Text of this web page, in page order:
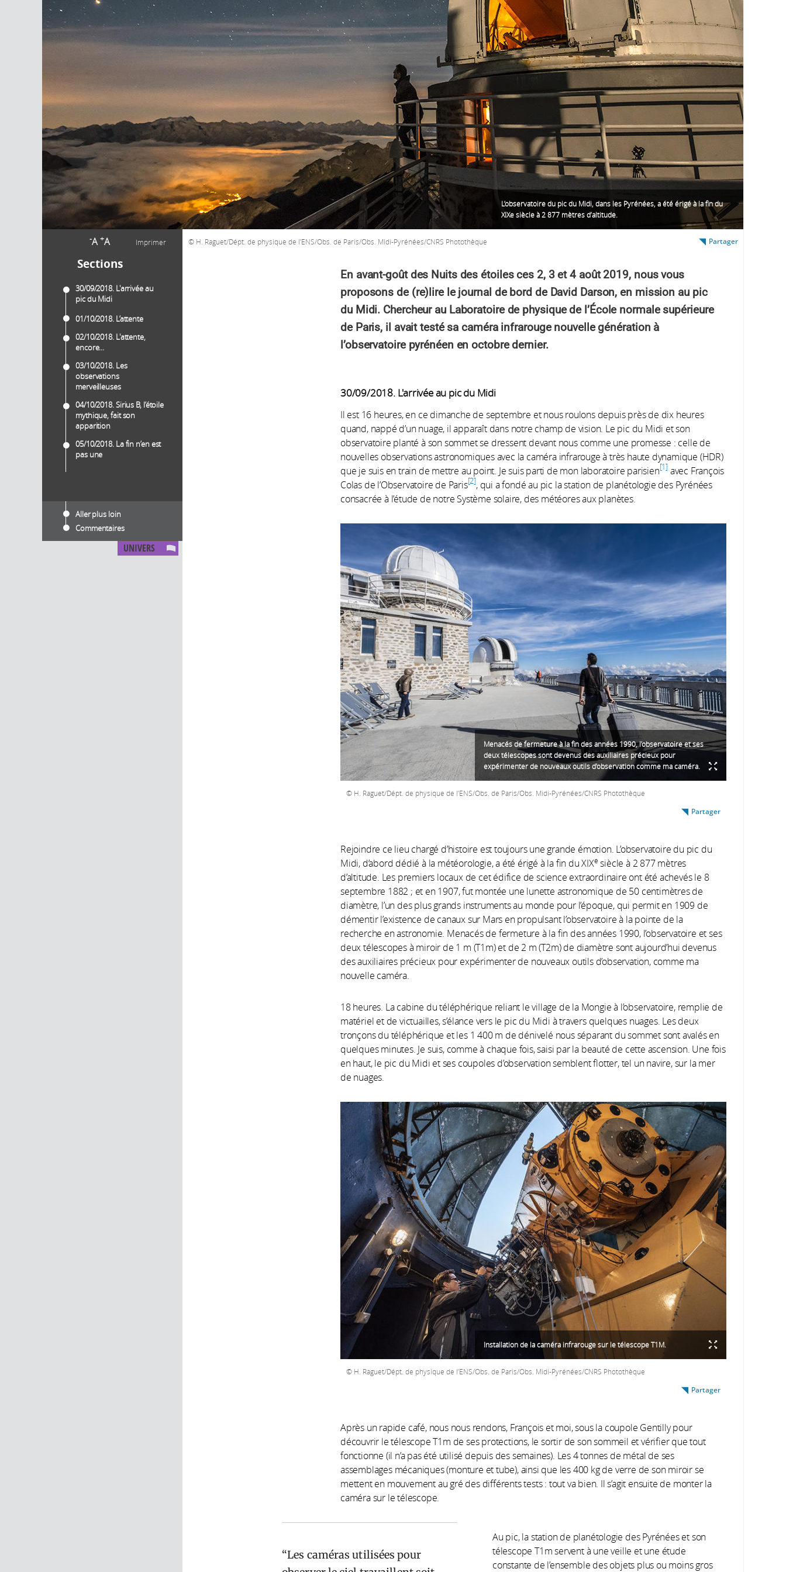
-A +A Imprimer
Sections
30/09/2018. L'arrivée au
pic du Midi
01/10/2018. L’attente
02/10/2018. L'attente,
encore…
03/10/2018. Les
observations
merveilleuses
04/10/2018. Sirius B, l’étoile
mythique, fait son
apparition
05/10/2018. La fin n’en est
pas une
Aller plus loin
Commentaires
UNIVERS
L’observatoire du pic du Midi, dans les Pyrénées, a été érigé à la fin du
XIXe siècle à 2 877 mètres d’altitude.
H. Raguet/Dépt. de physique de l’ENS/Obs. de Paris/Obs. Midi-Pyrénées/CNRS Photothèque Partager
En avant-goût des Nuits des étoiles ces 2, 3 et 4 août 2019, nous vous
proposons de (re)lire le journal de bord de David Darson, en mission au pic
du Midi. Chercheur au Laboratoire de physique de l’École normale supérieure
de Paris, il avait testé sa caméra infrarouge nouvelle génération à
l’observatoire pyrénéen en octobre dernier.
30/09/2018. L'arrivée au pic du Midi
Il est 16 heures, en ce dimanche de septembre et nous roulons depuis près de dix heures
quand, nappé d’un nuage, il apparaît dans notre champ de vision. Le pic du Midi et son
observatoire planté à son sommet se dressent devant nous comme une promesse : celle de
nouvelles observations astronomiques avec la caméra infrarouge à très haute dynamique (HDR)
que je suis en train de mettre au point. Je suis parti de mon laboratoire parisien 1 avec François
Colas de l’Observatoire de Paris 2 , qui a fondé au pic la station de planétologie des Pyrénées
consacrée à l’étude de notre Système solaire, des météores aux planètes.
Menacés de fermeture à la fin des années 1990, l’observatoire et ses
deux télescopes sont devenus des auxiliaires précieux pour
expérimenter de nouveaux outils d’observation comme ma caméra.
H. Raguet/Dépt. de physique de l’ENS/Obs. de Paris/Obs. Midi-Pyrénées/CNRS Photothèque
Partager
Rejoindre ce lieu chargé d’histoire est toujours une grande émotion. L’observatoire du pic du
Midi, d’abord dédié à la météorologie, a été érigé à la fin du XIXe siècle à 2 877 mètres
d’altitude. Les premiers locaux de cet édifice de science extraordinaire ont été achevés le 8
septembre 1882 ; et en 1907, fut montée une lunette astronomique de 50 centimètres de
diamètre, l’un des plus grands instruments au monde pour l’époque, qui permit en 1909 de
démentir l’existence de canaux sur Mars en propulsant l’observatoire à la pointe de la
recherche en astronomie. Menacés de fermeture à la fin des années 1990, l’observatoire et ses
deux télescopes à miroir de 1 m (T1m) et de 2 m (T2m) de diamètre sont aujourd’hui devenus
des auxiliaires précieux pour expérimenter de nouveaux outils d’observation, comme ma
nouvelle caméra.
18 heures. La cabine du téléphérique reliant le village de la Mongie à l’observatoire, remplie de
matériel et de victuailles, s’élance vers le pic du Midi à travers quelques nuages. Les deux
tronçons du téléphérique et les 1 400 m de dénivelé nous séparant du sommet sont avalés en
quelques minutes. Je suis, comme à chaque fois, saisi par la beauté de cette ascension. Une fois
en haut, le pic du Midi et ses coupoles d’observation semblent flotter, tel un navire, sur la mer
de nuages.
Installation de la caméra infrarouge sur le télescope T1M.
H. Raguet/Dépt. de physique de l’ENS/Obs. de Paris/Obs. Midi-Pyrénées/CNRS Photothèque
Partager
Après un rapide café, nous nous rendons, François et moi, sous la coupole Gentilly pour
découvrir le télescope T1m de ses protections, le sortir de son sommeil et vérifier que tout
fonctionne (il n’a pas été utilisé depuis des semaines). Les 4 tonnes de métal de ses
assemblages mécaniques (monture et tube), ainsi que les 400 kg de verre de son miroir se
mettent en mouvement au gré des différents tests : tout va bien. Il s’agit ensuite de monter la
caméra sur le télescope.
Les caméras utilisées pour
Au pic, la station de planétologie des Pyrénées et son
télescope T1m servent à une veille et une étude
constante de l’ensemble des objets plus ou moins gros